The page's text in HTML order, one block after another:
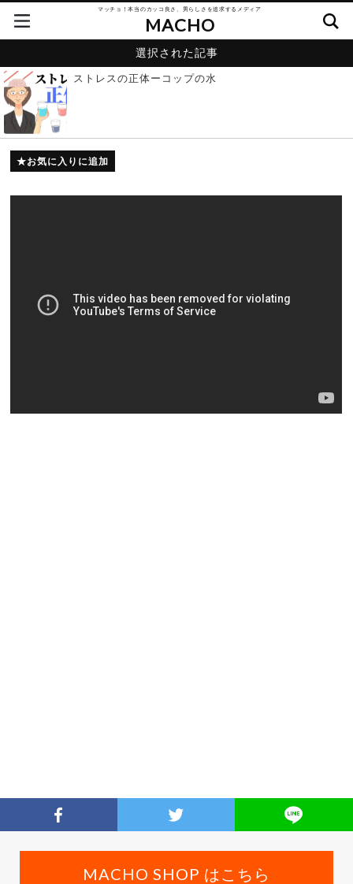
マッチョ！本当のカッコ良さ、男らしさを追求するメディア
MACHO
選択された記事
ストレスの正体ーコップの水
お気に入りに追加
MACHO SHOP はこちら